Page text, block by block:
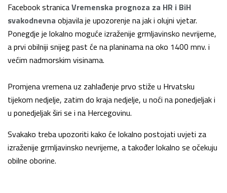
Facebook stranicaVremenska prognoza za HR i BiH
svakodnevna objavila je upozorenje na jak i olujni vjetar.
Ponegdje je lokalno moguće izraženije grmljavinsko nevrijeme,
a prvi obilniji snijeg past će na planinama na oko 1400 mnv. i
većim nadmorskim visinama.
Promjena vremena uz zahlađenje prvo stiže u Hrvatsku
tijekom nedjelje, zatim do kraja nedjelje, u noći na ponedjeljak i
u ponedjeljak širi se i na Hercegovinu.
Svakako treba upozoriti kako će lokalno postojati uvjeti za
izraženije grmljavinsko nevrijeme, a također lokalno se očekuju
obilne oborine.